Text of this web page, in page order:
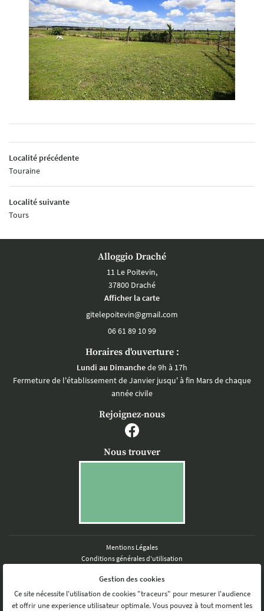
Localité précédente
Touraine
Localité suivante
Tours
Alloggio Draché
11 Le Poitevin,
37800 Draché
Afficher la carte
06 61 89 10 99
Horaires d'ouverture :
Lundi au Dimanchede 9h à 17h
Fermeture de l'établissement de Janvier jusqu' à fin Mars de chaque
année civile
Rejoignez-nous
Nous trouver
Mentions Légales
Conditions générales d'utilisation
Gestion des cookies
Sitemap
Gîte de groupe Tours
Gestion des cookies
Ce site nécessite l'utilisation de cookies "traceurs" pour mesurer l'audience
et offrir une experience utilisateur optimale. Vous pouvez à tout moment les